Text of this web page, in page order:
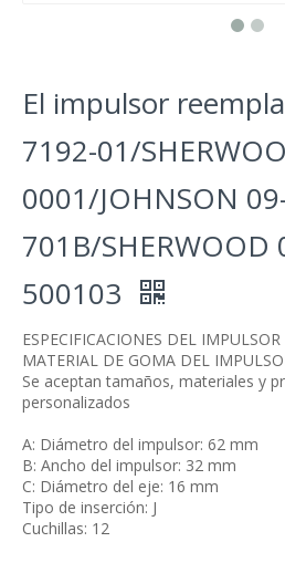
El impulsor
7192-01/
0001/JOHNSON
701B/SHERWOOD
500103
ESPECIFICACIONES DEL IMPULSOR
MATERIAL DE GOMA DEL
Se aceptan tamaños, materiales y
personalizados
A: Diámetro del impulsor: 62 mm
B: Ancho del impulsor: 32 mm
C: Diámetro del eje: 16 mm
Tipo de inserción: J
Cuchillas: 12